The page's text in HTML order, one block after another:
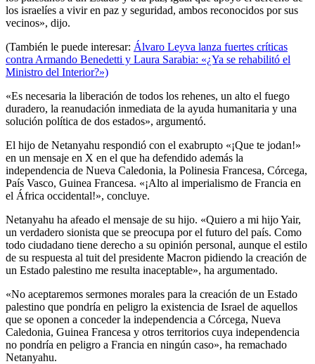
los israelíes a vivir en paz y seguridad, ambos reconocidos por sus
vecinos», dijo.
(También le puede interesar: Álvaro Leyva lanza fuertes críticas
contra Armando Benedetti y Laura Sarabia: «¿Ya se rehabilitó el
Ministro del Interior?»)
«Es necesaria la liberación de todos los rehenes, un alto el fuego
duradero, la reanudación inmediata de la ayuda humanitaria y una
solución política de dos estados», argumentó.
El hijo de Netanyahu respondió con el exabrupto «¡Que te jodan!»
en un mensaje en X en el que ha defendido además la
independencia de Nueva Caledonia, la Polinesia Francesa, Córcega,
País Vasco, Guinea Francesa. «¡Alto al imperialismo de Francia en
el África occidental!», concluye.
Netanyahu ha afeado el mensaje de su hijo. «Quiero a mi hijo Yair,
un verdadero sionista que se preocupa por el futuro del país. Como
todo ciudadano tiene derecho a su opinión personal, aunque el estilo
de su respuesta al tuit del presidente Macron pidiendo la creación de
un Estado palestino me resulta inaceptable», ha argumentado.
«No aceptaremos sermones morales para la creación de un Estado
palestino que pondría en peligro la existencia de Israel de aquellos
que se oponen a conceder la independencia a Córcega, Nueva
Caledonia, Guinea Francesa y otros territorios cuya independencia
no pondría en peligro a Francia en ningún caso», ha remachado
Netanyahu.